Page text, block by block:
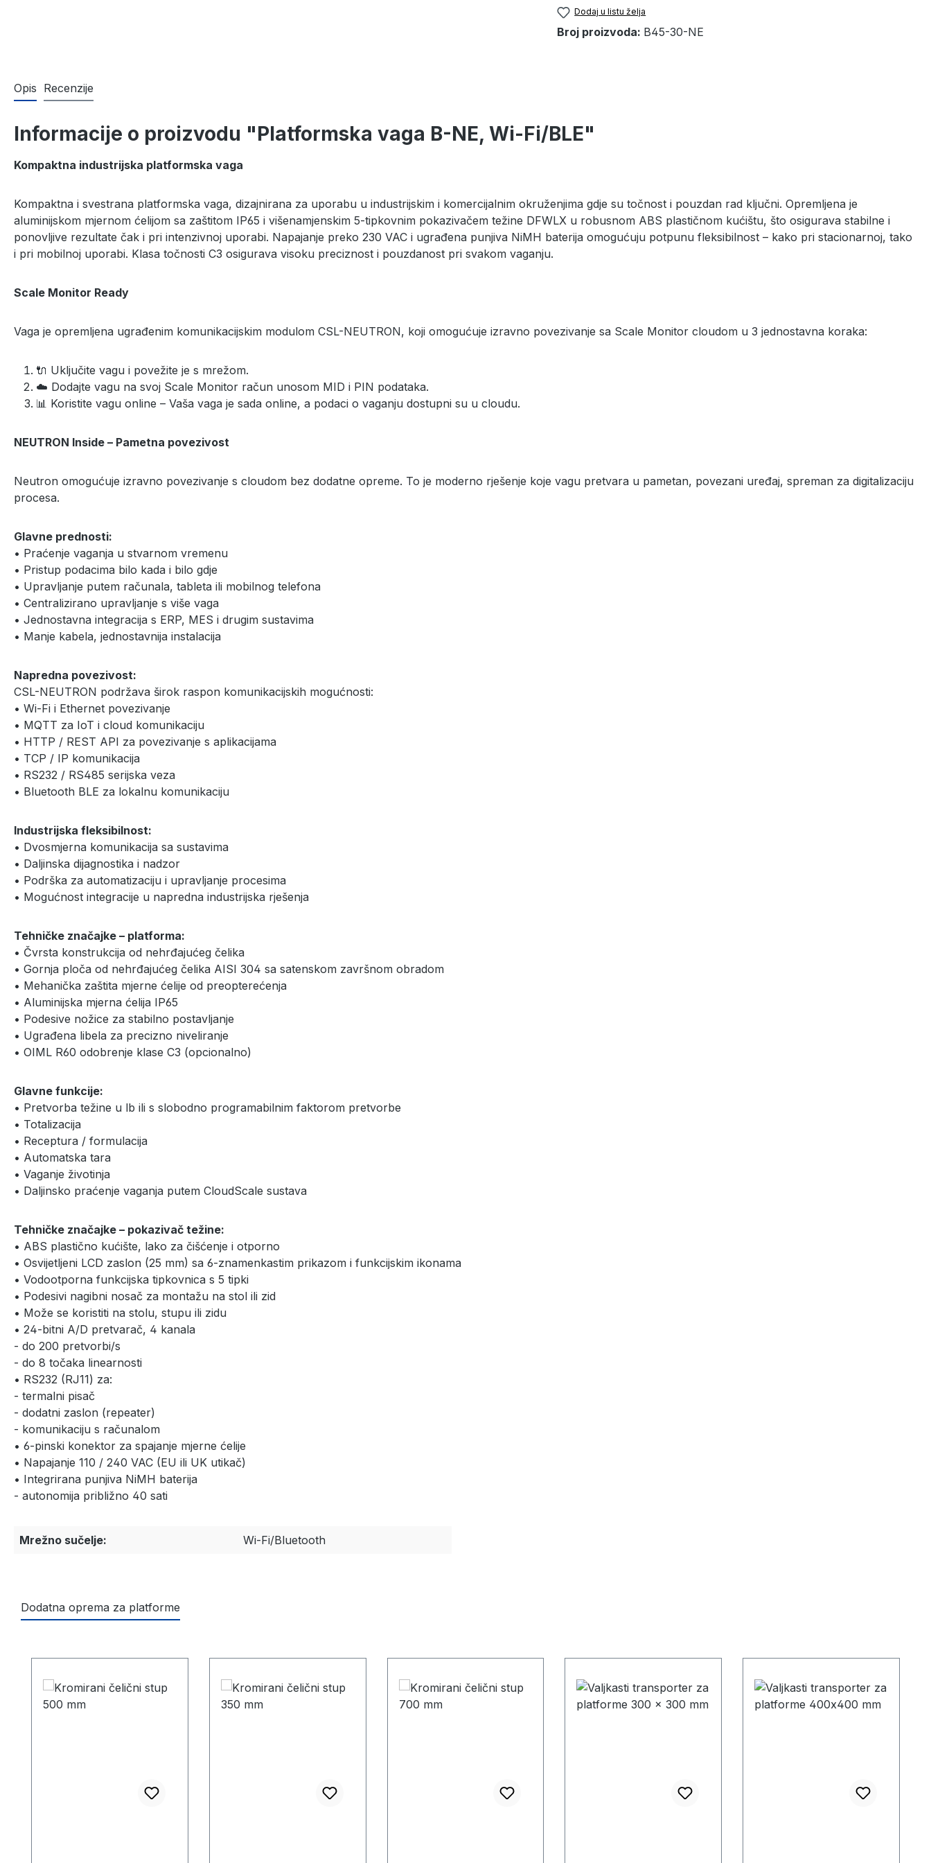
Dodaj u listu želja
Broj proizvoda: B45-30-NE
Opis Recenzije
Informacije o proizvodu "Platformska vaga B-NE, Wi-Fi/BLE"
Kompaktna industrijska platformska vaga
Kompaktna i svestrana platformska vaga, dizajnirana za uporabu u industrijskim i komercijalnim okruženjima gdje su točnost i pouzdan rad ključni. Opremljena je
aluminijskom mjernom ćelijom sa zaštitom IP65 i višenamjenskim 5-tipkovnim pokazivačem težine DFWLX u robusnom ABS plastičnom kućištu, što osigurava stabilne i
ponovljive rezultate čak i pri intenzivnoj uporabi. Napajanje preko 230 VAC i ugrađena punjiva NiMH baterija omogućuju potpunu fleksibilnost – kako pri stacionarnoj, tako
i pri mobilnoj uporabi. Klasa točnosti C3 osigurava visoku preciznost i pouzdanost pri svakom vaganju.
Scale Monitor Ready
Vaga je opremljena ugrađenim komunikacijskim modulom CSL-NEUTRON, koji omogućuje izravno povezivanje sa Scale Monitor cloudom u 3 jednostavna koraka:
🔌 Uključite vagu i povežite je s mrežom.
☁️ Dodajte vagu na svoj Scale Monitor račun unosom MID i PIN podataka.
📊 Koristite vagu online – Vaša vaga je sada online, a podaci o vaganju dostupni su u cloudu.
NEUTRON Inside – Pametna povezivost
Neutron omogućuje izravno povezivanje s cloudom bez dodatne opreme. To je moderno rješenje koje vagu pretvara u pametan, povezani uređaj, spreman za digitalizaciju
procesa.
Glavne prednosti:
• Praćenje vaganja u stvarnom vremenu
• Pristup podacima bilo kada i bilo gdje
• Upravljanje putem računala, tableta ili mobilnog telefona
• Centralizirano upravljanje s više vaga
• Jednostavna integracija s ERP, MES i drugim sustavima
• Manje kabela, jednostavnija instalacija
Napredna povezivost:
CSL-NEUTRON podržava širok raspon komunikacijskih mogućnosti:
• Wi-Fi i Ethernet povezivanje
• MQTT za IoT i cloud komunikaciju
• HTTP / REST API za povezivanje s aplikacijama
• TCP / IP komunikacija
• RS232 / RS485 serijska veza
• Bluetooth BLE za lokalnu komunikaciju
Industrijska fleksibilnost:
• Dvosmjerna komunikacija sa sustavima
• Daljinska dijagnostika i nadzor
• Podrška za automatizaciju i upravljanje procesima
• Mogućnost integracije u napredna industrijska rješenja
Tehničke značajke – platforma:
• Čvrsta konstrukcija od nehrđajućeg čelika
• Gornja ploča od nehrđajućeg čelika AISI 304 sa satenskom završnom obradom
• Mehanička zaštita mjerne ćelije od preopterećenja
• Aluminijska mjerna ćelija IP65
• Podesive nožice za stabilno postavljanje
• Ugrađena libela za precizno niveliranje
• OIML R60 odobrenje klase C3 (opcionalno)
Glavne funkcije:
• Pretvorba težine u lb ili s slobodno programabilnim faktorom pretvorbe
• Totalizacija
• Receptura / formulacija
• Automatska tara
• Vaganje životinja
• Daljinsko praćenje vaganja putem CloudScale sustava
Tehničke značajke – pokazivač težine:
• ABS plastično kućište, lako za čišćenje i otporno
• Osvijetljeni LCD zaslon (25 mm) sa 6-znamenkastim prikazom i funkcijskim ikonama
• Vodootporna funkcijska tipkovnica s 5 tipki
• Podesivi nagibni nosač za montažu na stol ili zid
• Može se koristiti na stolu, stupu ili zidu
• 24-bitni A/D pretvarač, 4 kanala
- do 200 pretvorbi/s
- do 8 točaka linearnosti
• RS232 (RJ11) za:
- termalni pisač
- dodatni zaslon (repeater)
- komunikaciju s računalom
• 6-pinski konektor za spajanje mjerne ćelije
• Napajanje 110 / 240 VAC (EU ili UK utikač)
• Integrirana punjiva NiMH baterija
- autonomija približno 40 sati
Mrežno sučelje: Wi-Fi/Bluetooth
Dodatna oprema za platforme